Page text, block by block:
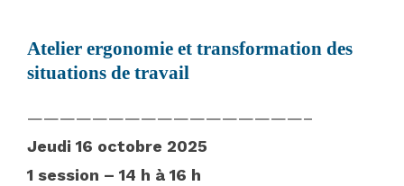
Atelier ergonomie et transformation des
situations de travail
—————————————————–
Jeudi 16 octobre 2025
1 session – 14 h à 16 h